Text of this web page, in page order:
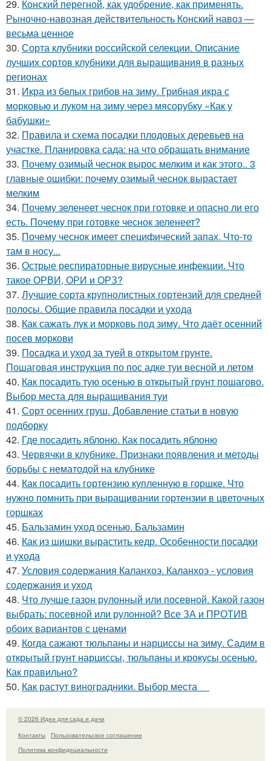
29. Конский перегной, как удобрение, как применять.
Рыночно-навозная действительность Конский навоз —
весьма ценное
30. Сорта клубники российской селекции. Описание
лучших сортов клубники для выращивания в разных
регионах
31. Икра из белых грибов на зиму. Грибная икра с
морковью и луком на зиму через мясорубку «Как у
бабушки»
32. Правила и схема посадки плодовых деревьев на
участке. Планировка сада: на что обращать внимание
33. Почему озимый чеснок вырос мелким и как этого.. 3
главные ошибки: почему озимый чеснок вырастает
мелким
34. Почему зеленеет чеснок при готовке и опасно ли его
есть. Почему при готовке чеснок зеленеет?
35. Почему чеснок имеет специфический запах. Что-то
там в носу...
36. Острые респираторные вирусные инфекции. Что
такое ОРВИ, ОРИ и ОРЗ?
37. Лучшие сорта крупнолистных гортензий для средней
полосы. Общие правила посадки и ухода
38. Как сажать лук и морковь под зиму. Что даёт осенний
посев моркови
39. Посадка и уход за туей в открытом грунте.
Пошаговая инструкция по пос адке туи весной и летом
40. Как посадить тую осенью в открытый грунт пошагово.
Выбор места для выращивания туи
41. Сорт осенних груш. Добавление статьи в новую
подборку
42. Где посадить яблоню. Как посадить яблоню
43. Червячки в клубнике. Признаки появления и методы
борьбы с нематодой на клубнике
44. Как посадить гортензию купленную в горшке. Что
нужно помнить при выращивании гортензии в цветочных
горшках
45. Бальзамин уход осенью. Бальзамин
46. Как из шишки вырастить кедр. Особенности посадки
и ухода
47. Условия содержания Каланхоэ. Каланхоэ - условия
содержания и уход
48. Что лучше газон рулонный или посевной. Какой газон
выбрать: посевной или рулонной? Все ЗА и ПРОТИВ
обоих вариантов с ценами
49. Когда сажают тюльпаны и нарциссы на зиму. Садим в
открытый грунт нарциссы, тюльпаны и крокусы осенью.
Как правильно?
50. Как растут виноградники. Выбор места
© 2026 Идеи для сада и дачи
Контакты
Пользовательское соглашение
Политика конфидециальности